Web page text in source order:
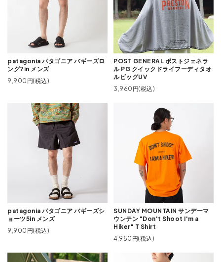
patagonia パタゴニア バギーズロ
ング7in メンズ
9,900円(税込)
POST GENERAL ポストジェネラ
ル PG クイックドライフーディタオ
ルビッグUV
3,960円(税込)
patagonia パタゴニア バギーズシ
ョーツ5in メンズ
9,900円(税込)
SUNDAY MOUNTAIN サンデーマ
ウンテン "Don't Shoot I'm a
Hiker" T Shirt
4,950円(税込)